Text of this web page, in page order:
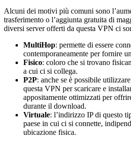
Alcuni dei motivi più comuni sono
trasferimento o l’aggiunta gratuita di
diversi server offerti da questa VPN ci
MultiHop: permette di essere
contemporaneamente per fornire
Fisico: coloro che si trovano
a cui ci si collega.
P2P: anche se è possibile
questa VPN per scaricare e
appositamente ottimizzati per
durante il download.
Virtuale: l’indirizzo IP di questo
paese in cui ci si connette,
ubicazione fisica.